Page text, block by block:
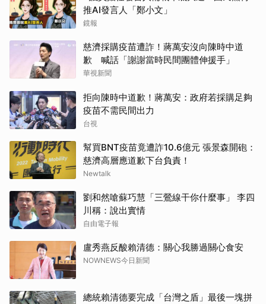
推AI發言人「鄭小文」
鏡報
慈濟採購疫苗遭詐！蔣萬安沒向陳時中道
歉 喊話「謝謝當時民間團體伸援手」
華視新聞
拒向陳時中道歉！蔣萬安：政府若採購足夠
疫苗不需民間出力
台視
幫買BNT疫苗竟遭詐10.6億元 張景森開砲：
慈濟高層應道歉下台負責！
Newtalk
劉和然嗆蘇巧慧「三鶯線干你什麼事」 李四
川稱：說出實情
自由電子報
盧秀燕反酸賴清德：關心我勝過關心食安
NOWNEWS今日新聞
總統賴清德要完成「台灣之盾」最後一塊拼